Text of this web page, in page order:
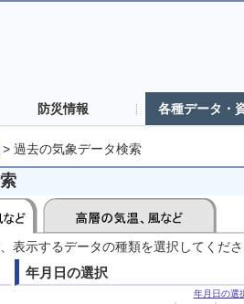
防災情報 各種データ・
> 過去の気象データ検索
表示するデータの種類を選択してくだ
年月日の選択
年月日の選